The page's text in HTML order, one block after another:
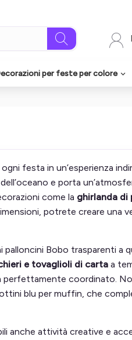
per feste per colore
festa in un’esperienza
e porta
come la ghirlanda di
potrete creare una
Bobo trasparenti a
e tovaglioli di carta a
perfettamente coordinato.
blu per muffin, che
anche attività creative e